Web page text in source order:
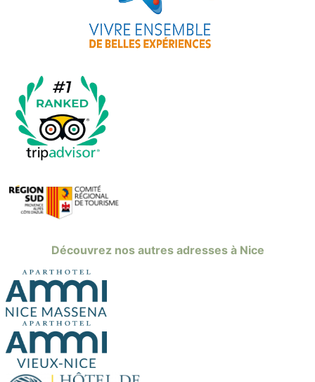
Découvrez nos autres adresses à Nice